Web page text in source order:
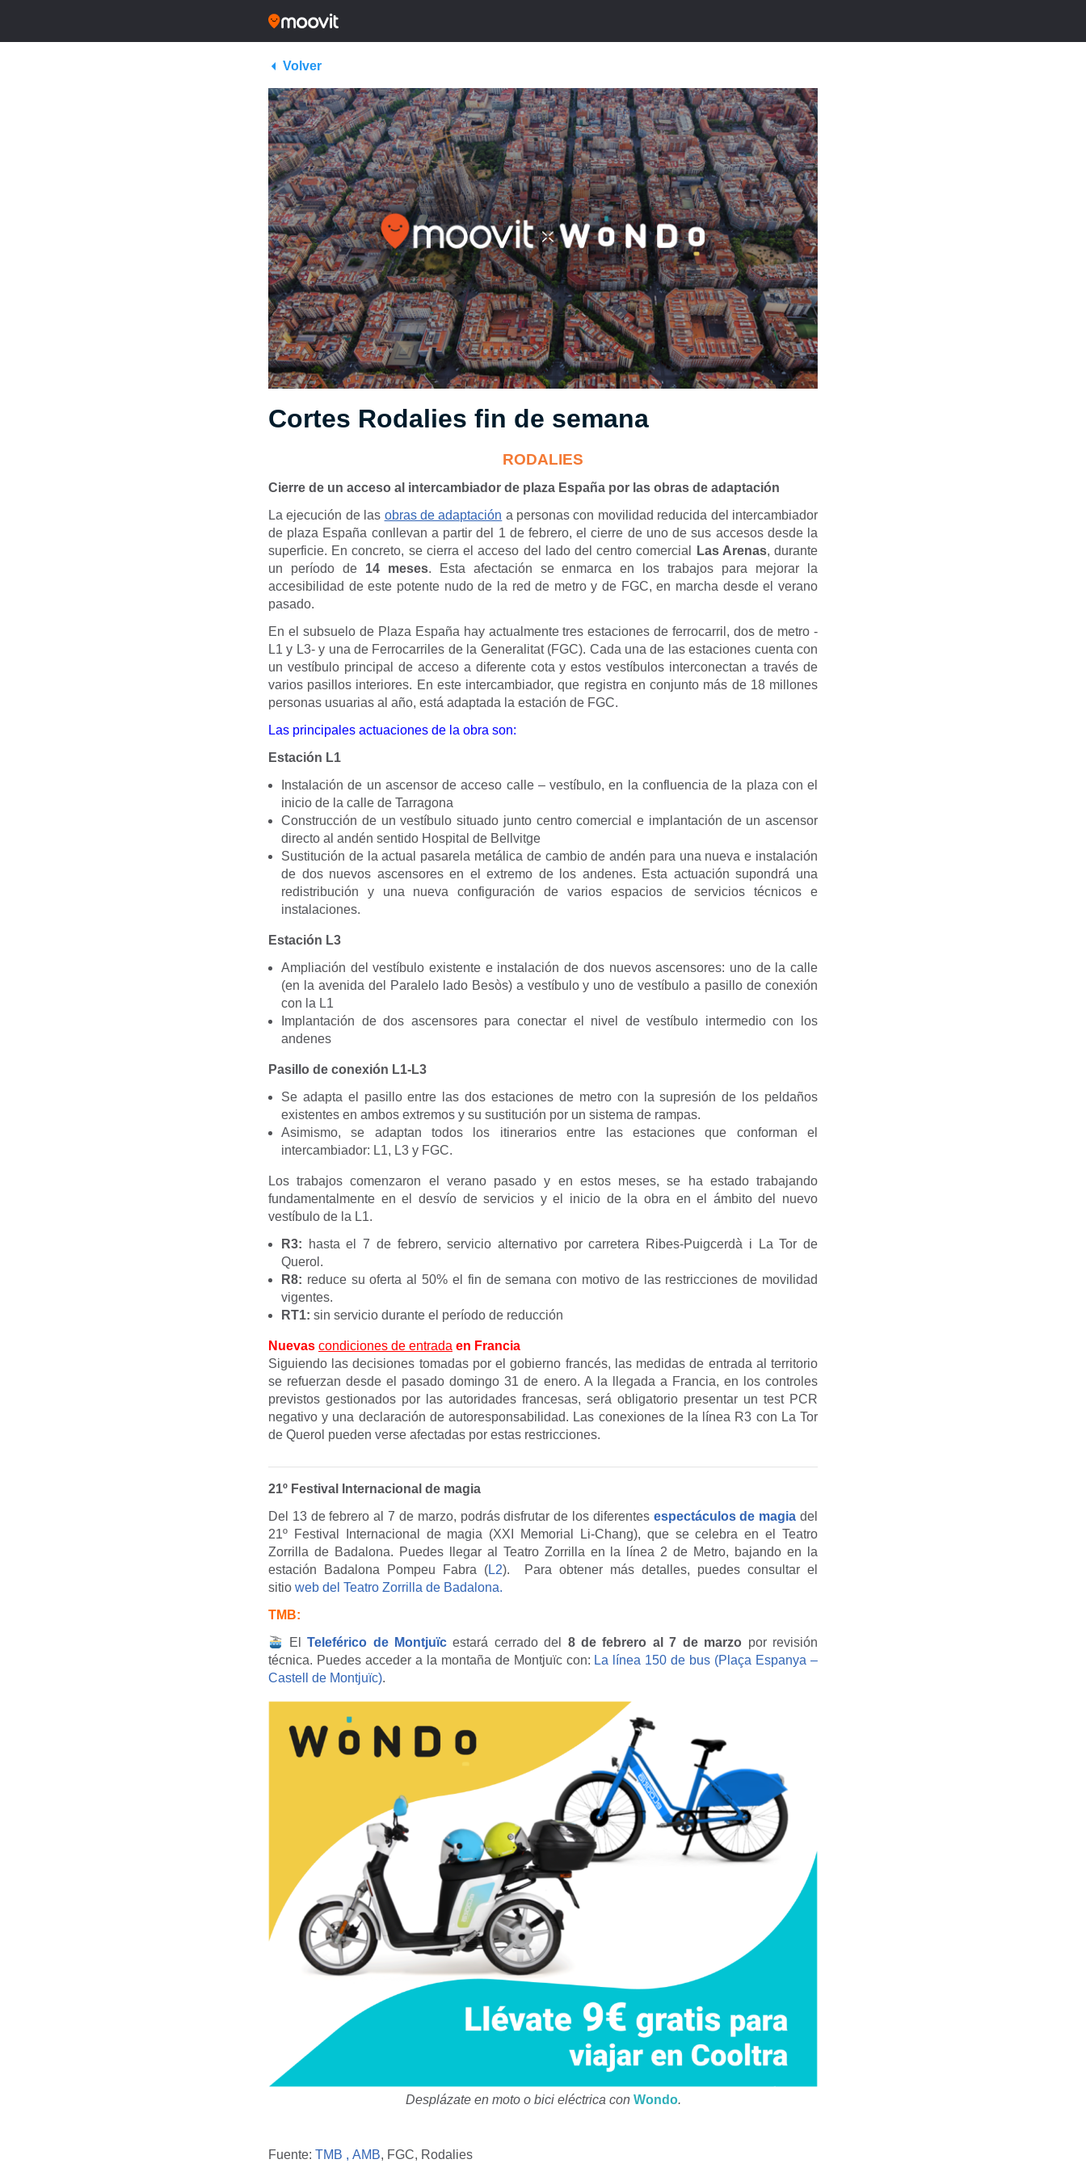
Volver
Cortes Rodalies fin de semana
RODALIES
Cierre de un acceso al intercambiador de plaza España por las obras de adaptación
La ejecución de las obras de adaptación a personas con movilidad reducida del intercambiador
de plaza España conllevan a partir del 1 de febrero, el cierre de uno de sus accesos desde la
superficie. En concreto, se cierra el acceso del lado del centro comercial
Las Arenas, durante
un período de 14 meses. Esta afectación se enmarca en los trabajos para mejorar la
accesibilidad de este potente nudo de la red de metro y de FGC, en marcha desde el verano
pasado.
En el subsuelo de Plaza España hay actualmente tres estaciones de ferrocarril, dos de metro -
L1 y L3- y una de Ferrocarriles de la Generalitat (FGC). Cada una de las estaciones cuenta con
un vestíbulo principal de acceso a diferente cota y estos vestíbulos interconectan a través de
varios pasillos interiores. En este intercambiador, que registra en conjunto más de 18 millones
personas usuarias al año, está adaptada la estación de FGC.
Las principales actuaciones de la obra son:
Estación L1
Instalación de un ascensor de acceso calle – vestíbulo, en la confluencia de la plaza con el
inicio de la calle de Tarragona
Construcción de un vestíbulo situado junto centro comercial e implantación de un ascensor
directo al andén sentido Hospital de Bellvitge
Sustitución de la actual pasarela metálica de cambio de andén para una nueva e instalación
de dos nuevos ascensores en el extremo de los andenes. Esta actuación supondrá una
redistribución y una nueva configuración de varios espacios de servicios técnicos e
instalaciones.
Estación L3
Ampliación del vestíbulo existente e instalación de dos nuevos ascensores: uno de la calle
(en la avenida del Paralelo lado Besòs) a vestíbulo y uno de vestíbulo a pasillo de conexión
con la L1
Implantación de dos ascensores para conectar el nivel de vestíbulo intermedio con los
andenes
Pasillo de conexión L1-L3
Se adapta el pasillo entre las dos estaciones de metro con la supresión de los peldaños
existentes en ambos extremos y su sustitución por un sistema de rampas.
Asimismo, se adaptan todos los itinerarios entre las estaciones que conforman el
intercambiador: L1, L3 y FGC.
Los trabajos comenzaron el verano pasado y en estos meses, se ha estado trabajando
fundamentalmente en el desvío de servicios y el inicio de la obra en el ámbito del nuevo
vestíbulo de la L1.
R3: hasta el 7 de febrero, servicio alternativo por carretera Ribes-Puigcerdà i La Tor de
Querol.
R8: reduce su oferta al 50% el fin de semana con motivo de las restricciones de movilidad
vigentes.
RT1: sin servicio durante el período de reducción
Nuevas condiciones de entrada en Francia
Siguiendo las decisiones tomadas por el gobierno francés, las medidas de entrada al territorio
se refuerzan desde el pasado domingo 31 de enero. A la llegada a Francia, en los controles
previstos gestionados por las autoridades francesas, será obligatorio presentar un test PCR
negativo y una declaración de autoresponsabilidad. Las conexiones de la línea R3 con La Tor
de Querol pueden verse afectadas por estas restricciones.
21º Festival Internacional de magia
Del 13 de febrero al 7 de marzo, podrás disfrutar de los diferentesespectáculos de magia del
21º Festival Internacional de magia (XXI Memorial Li-Chang), que se celebra en el Teatro
Zorrilla de Badalona. Puedes llegar al Teatro Zorrilla en la línea 2 de Metro, bajando en la
estación Badalona Pompeu Fabra (L2). Para obtener más detalles, puedes consultar el
sitio web del Teatro Zorrilla de Badalona.
TMB:
ElTeleférico de Montjuïcestará cerrado del 8 de febrero al 7 de marzo por revisión
técnica. Puedes acceder a la montaña de Montjuïc con: La línea 150 de bus (Plaça Espanya –
Castell de Montjuïc).
Desplázate en moto o bici eléctrica con Wondo.
Fuente: TMB , AMB, FGC, Rodalies